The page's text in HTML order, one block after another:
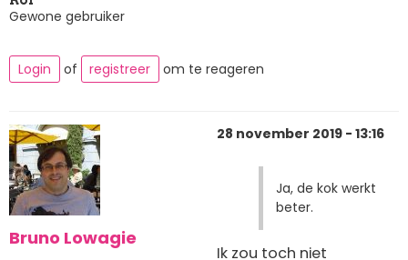
Gewone gebruiker
Login of registreer om te reageren
Bruno Lowagie
28 november 2019 - 13:16
Ja, de kok werkt
beter.
Ik zou toch niet